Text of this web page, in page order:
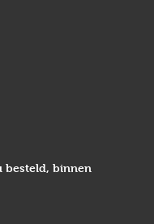
besteld, binnen